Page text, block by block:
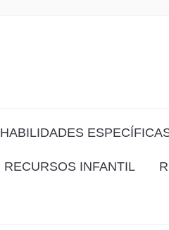
HABILIDADES
RECURSOS INFANTIL